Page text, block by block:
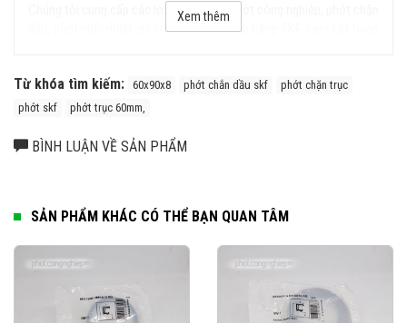
Chúng tôi cung cấp các loại sản phẩm phớt công nghiệp, phớt chặn
dầu, phớt chịu nhiệt, phớt thủy lực... chính hãng SKF, cam kết hoàn
phẩm.
Xem thêm
Từ khóa tìm kiếm: 60x90x8 phớt chắn dầu skf
phớt chặn trục
phớt skf
phớt trục 60mm,
BÌNH LUẬN VỀ SẢN PHẨM
SẢN PHẨM KHÁC CÓ THỂ BẠN QUAN TÂM